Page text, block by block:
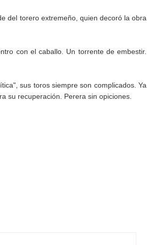
del torero extremeño, quien decoró la obra
con el caballo. Un torrente de embestir.
sus toros siempre son complicados. Ya
su recuperación. Perera sin opiciones.